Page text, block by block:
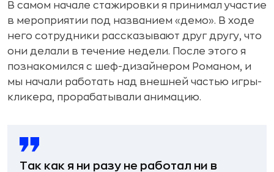
В самом начале стажировки я принимал участие
в мероприятии под названием «демо». В ходе
него сотрудники рассказывают друг другу, что
они делали в течение недели. После этого я
познакомился с шеф-дизайнером Романом, и
мы начали работать над внешней частью игры-
кликера, прорабатывали анимацию.
Так как я ни разу не работал ни в